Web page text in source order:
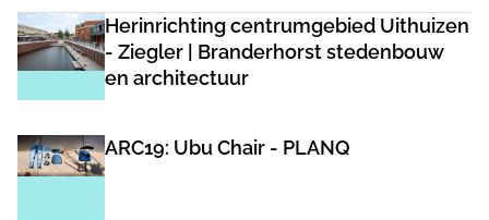
Herinrichting centrumgebied Uithuizen
- Ziegler | Branderhorst stedenbouw
en architectuur
ARC19: Ubu Chair - PLANQ